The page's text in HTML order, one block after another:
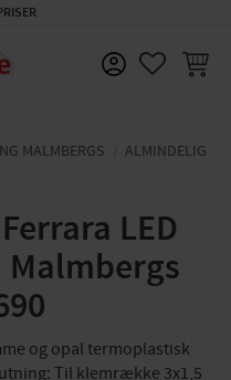
MALMBERGS
ALMINDELIG
LED
Malmbergs
og opal termoplastisk
Til klemrække 3x1,5